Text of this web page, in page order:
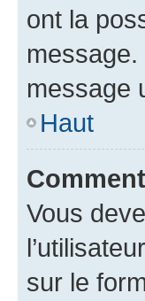
ont la
message
Haut
Vous
sur le